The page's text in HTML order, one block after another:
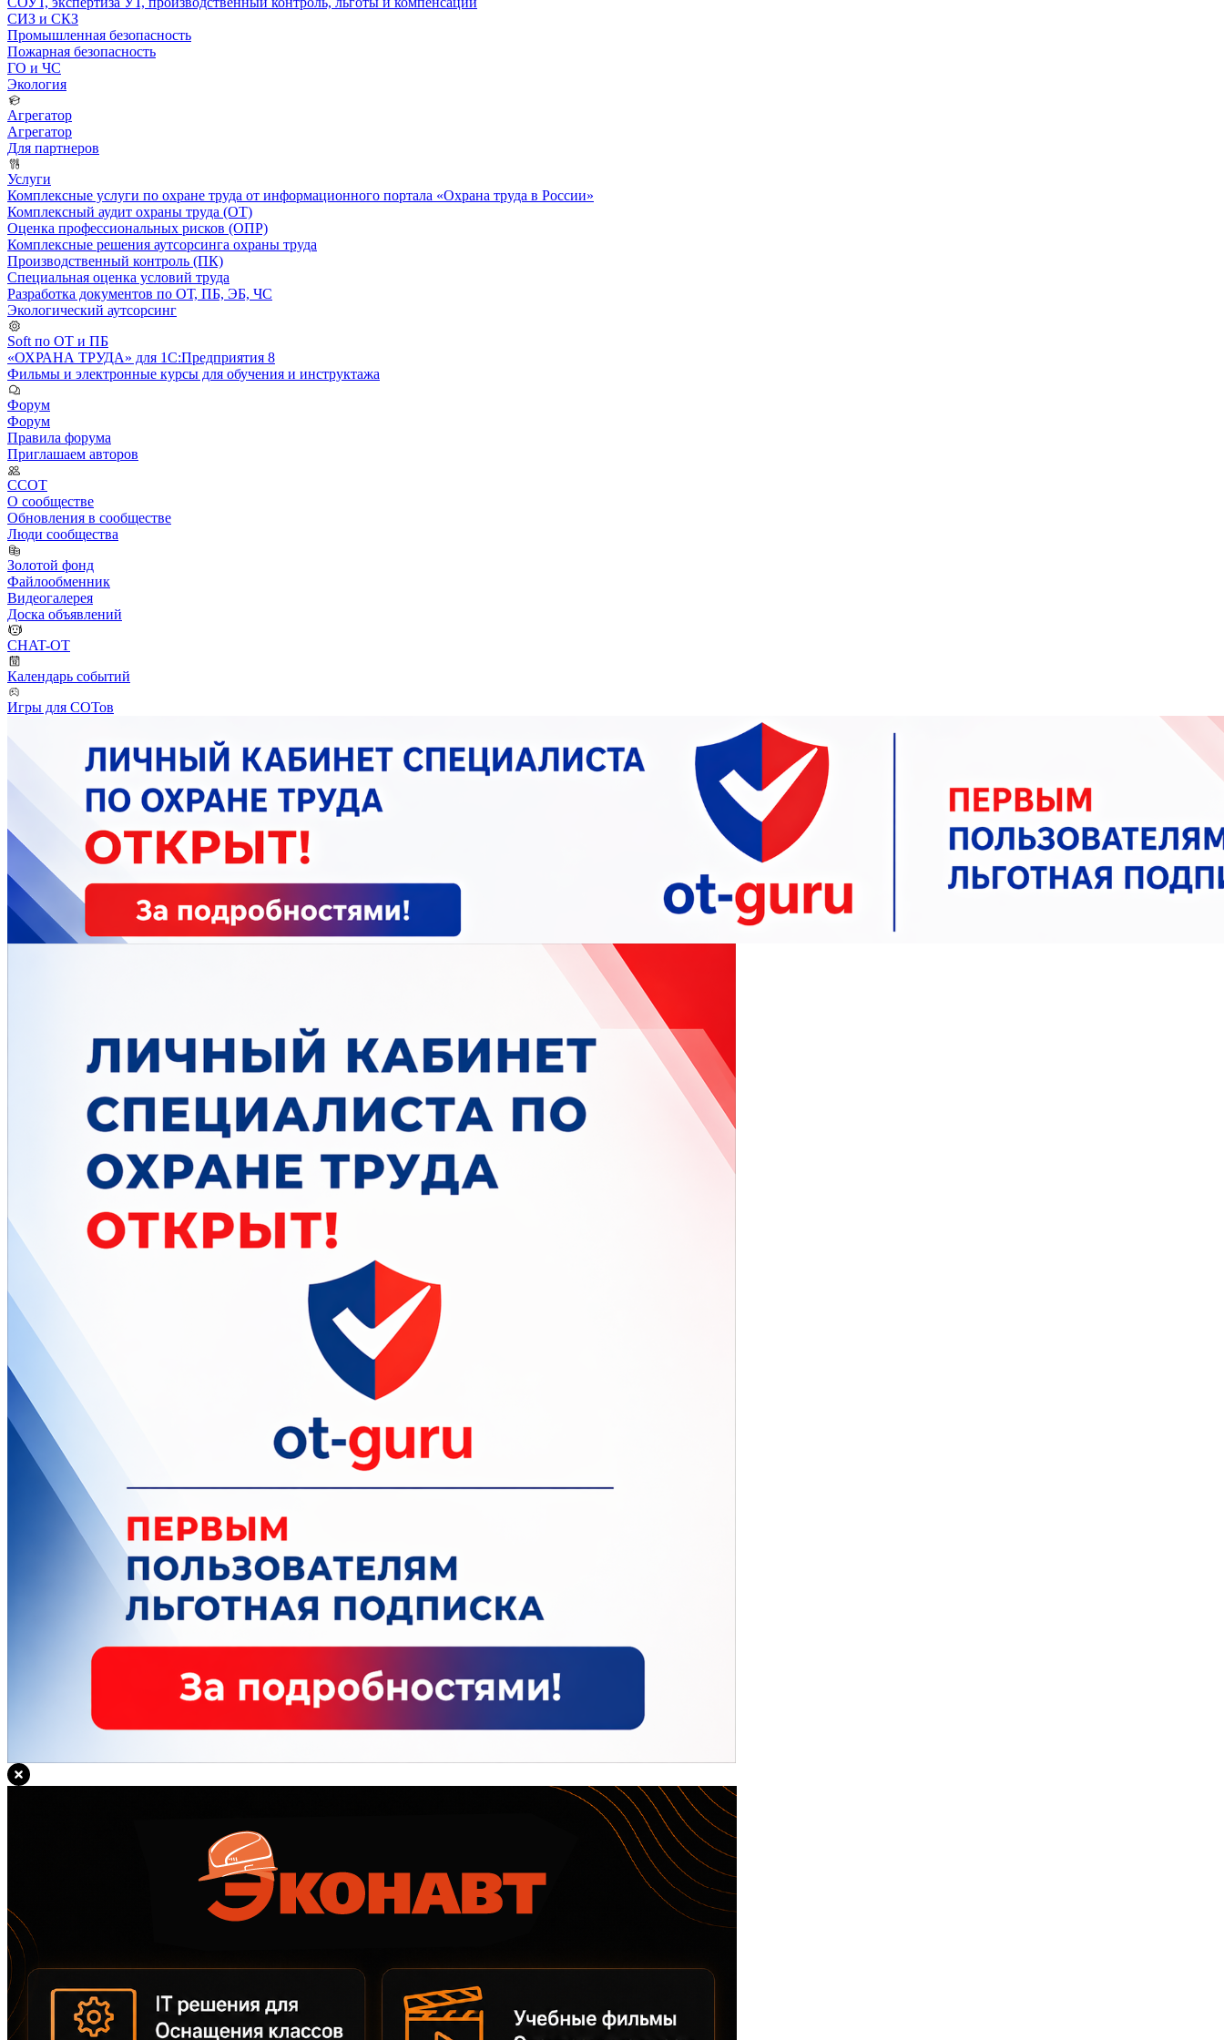
СИЗ и СКЗ
Промышленная безопасность
Пожарная безопасность
ГО и ЧС
Экология
Агрегатор
Агрегатор
Для партнеров
Услуги
Комплексные услуги по охране труда от информационного портала «Охрана труда в России»
Комплексный аудит охраны труда (ОТ)
Оценка профессиональных рисков (ОПР)
Комплексные решения аутсорсинга охраны труда
Производственный контроль (ПК)
Специальная оценка условий труда
Разработка документов по ОТ, ПБ, ЭБ, ЧС
Экологический аутсорсинг
Soft по ОТ и ПБ
«ОХРАНА ТРУДА» для 1С:Предприятия 8
Фильмы и электронные курсы для обучения и инструктажа
Форум
Форум
Правила форума
Приглашаем авторов
ССОТ
О сообществе
Обновления в сообществе
Люди сообщества
Золотой фонд
Файлообменник
Видеогалерея
Доска объявлений
CHAT-OT
Календарь событий
Игры для СОТов